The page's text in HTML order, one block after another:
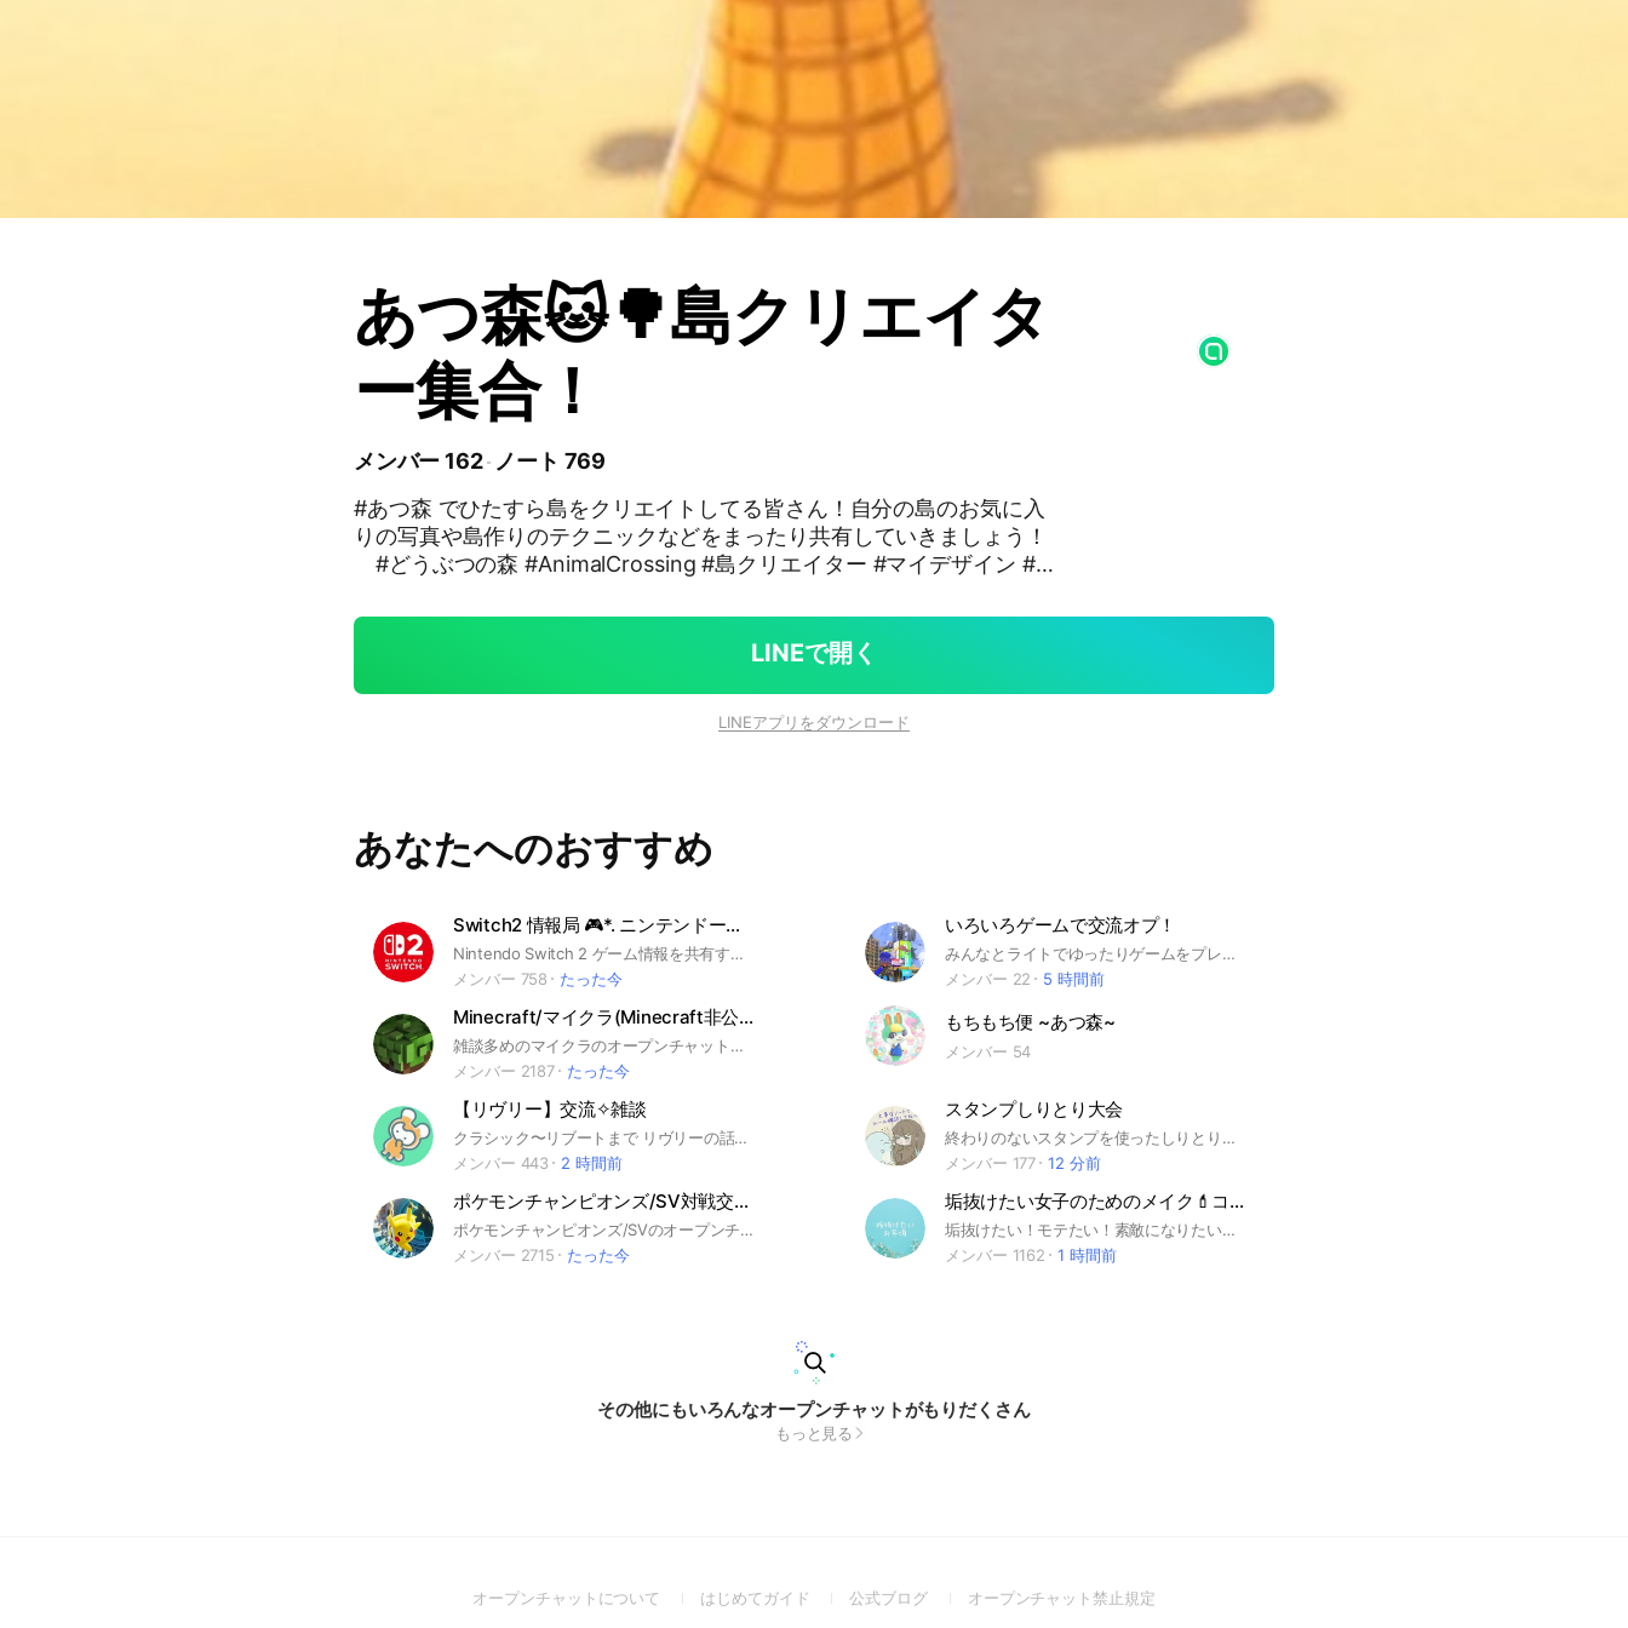
あつ森🐱🌳島クリエイタ
ー集合！
メンバー 162
ノート 769
#あつ森 でひたすら島をクリエイトしてる皆さん！自分の島のお気に入
りの写真や島作りのテクニックなどをまったり共有していきましょう！
#どうぶつの森 #AnimalCrossing #島クリエイター #マイデザイン #
LINEで開く
LINEアプリをダウンロード
あなたへのおすすめ
Switch2 情報局 🎮*. ニンテンドースイッチ2
Nintendo Switch 2 ゲーム情報を共有するオープンチャットです！ おすすめ、新作、レビューなど、Switch関連の話題で盛り上がりましょう！ #Switch2 #Switch #スイッチ #ゲーム #攻略 #雑談 #募集 #フレンド #Nintendo #任天堂 #あつ森 #桃鉄 #ピクミン #スプラトゥーン #ポケモン #マリオ #オンライン #マリオ #マルチ #ゼルダ #ニンテンドー #ニンテンドーダイレクト #ニンダイ
メンバー 758
たった今
いろいろゲームで交流オプ！
みんなとライトでゆったりゲームをプレイしています！ ライトできない方でも大歓迎です‼️ #ゲーム#ライト#スプラ#あつ森#スマブラ
メンバー 22
5 時間前
Minecraft/マイクラ(Minecraft非公式)
雑談多めのマイクラのオープンチャットです。 マルチや雑談何でもokです。 このオープンチャットは非公式です。 ※参加は日本語話せる方限定とさせていただきます。 Participation is limited to those who can speak Japanese <一度でもこのオープンチャットに入ったことのある方へ> 現在LINEオープンチャット運営による不適切な強制退会が発生しています。心当たりが無いのにもかかわらず入れない場合はこちらから連絡ください。 オープンチャット「Minecraft/マイクラ 管理OC」 https://line.me/ti/g2/HIencOfi1Rog4Y0bvpmW76PGuOMaoECnMTCpFg?utm_source=invitation&utm_medium=link_copy&utm_campaign=default タグ #マインクラフト #Minecraft #マイクラ #Switch #WiiU #Vita #PS3 #PS4 #PS5 #Xbox #XboxseriesX #スマホ #iPhone #iOS #Android #PC #Windows10 #統合版 #Java版 #Microsoft #マイクラダンジョンズ #ゲーム
メンバー 2187
たった今
もちもち便 ~あつ森~
メンバー 54
【リヴリー】交流✧︎雑談
クラシック〜リブートまで リヴリーの話題ならなんでも大歓迎。 ゆるっとお話しましょ！ 概要とルールについて、 まずは大事なノートをご確認ください。 ◎レートの質問はNGです！ 例)ウィッシュ数や出回り、マイショップの価格など →なんでもおしえて をご活用ください！ ◎ゲームについての不明点は、 公式FAQ（https://livly.zendesk.com/hc/ja） 攻略サイト（https://livly-lib.com/） などをお調べのうえ、質問くださいね！ ◎アカウントへのログインが出来ない、等については、まずは公式のフォームへお問合せくださいませ。 入退室アナウンスはナシ設定です。 お気軽に出入りどうぞ∩^ω^∩
メンバー 443
2 時間前
スタンプしりとり大会
終わりのないスタンプを使ったしりとり部屋です♪
メンバー 177
12 分前
ポケモンチャンピオンズ/SV対戦交換集会所
ポケモンチャンピオンズ/SVのオープンチャットです。こちらに参加してみんなでポケモン楽しみましょう！
メンバー 2715
たった今
垢抜けたい女子のためのメイク💄コスメ💄美容コミュニティ
垢抜けたい！モテたい！素敵になりたい！メイクや美容やコスメを変えて自分を成長させたい女性のためのコミュニティです。監修は美容カウンセラー&エステシャンのsalon kinoeさんです。
メンバー 1162
1 時間前
その他にもいろんなオープンチャットがもりだくさん
もっと見る
オープンチャットについて
(Openはじめてガイド
(Open公式ブログ
(Openオープンチャット禁止規定(Open